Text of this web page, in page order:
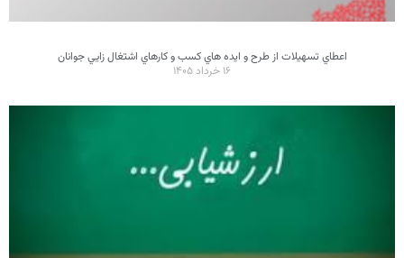
اعطاي تسهيلات از طرح و ايده هاي کسب و کارهاي اشتغال زايي جوانان
۱۶ خرداد ۱۴۰۵